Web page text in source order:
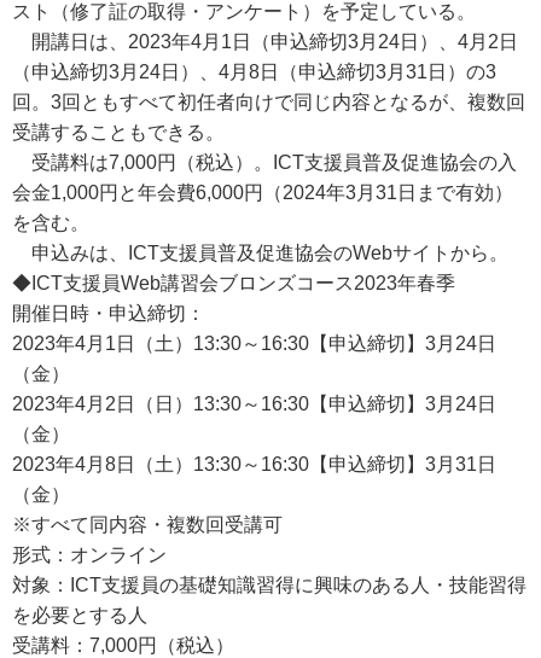
スト（修了証の取得・アンケート）を予定している。
開講日は、2023年4月1日（申込締切3月24日）、4月2日
（申込締切3月24日）、4月8日（申込締切3月31日）の3
回。3回ともすべて初任者向けで同じ内容となるが、複数回
受講することもできる。
受講料は7,000円（税込）。ICT支援員普及促進協会の入
会金1,000円と年会費6,000円（2024年3月31日まで有効）
を含む。
申込みは、ICT支援員普及促進協会のWebサイトから。
◆ICT支援員Web講習会ブロンズコース2023年春季
開催日時・申込締切：
2023年4月1日（土）13:30～16:30【申込締切】3月24日
（金）
2023年4月2日（日）13:30～16:30【申込締切】3月24日
（金）
2023年4月8日（土）13:30～16:30【申込締切】3月31日
（金）
※すべて同内容・複数回受講可
形式：オンライン
対象：ICT支援員の基礎知識習得に興味のある人・技能習得
を必要とする人
受講料：7,000円（税込）